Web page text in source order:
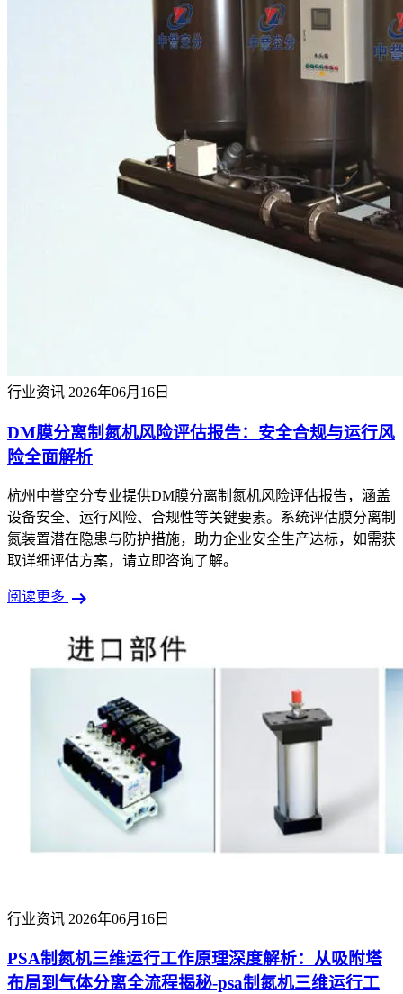
行业资讯 2026年06月16日
DM膜分离制氮机风险评估报告：安全合规与运行风
险全面解析
杭州中誉空分专业提供DM膜分离制氮机风险评估报告，涵盖
设备安全、运行风险、合规性等关键要素。系统评估膜分离制
氮装置潜在隐患与防护措施，助力企业安全生产达标，如需获
取详细评估方案，请立即咨询了解。
阅读更多 arrow_right_alt
行业资讯 2026年06月16日
PSA制氮机三维运行工作原理深度解析：从吸附塔
布局到气体分离全流程揭秘-psa制氮机三维运行工